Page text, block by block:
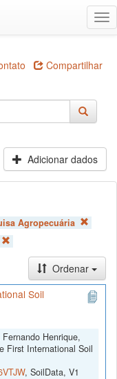
Compartilhar
Adicionar dados
Agropecuária
Ordenar
Soil
Henrique,
First International Soil
, SoilData, V1